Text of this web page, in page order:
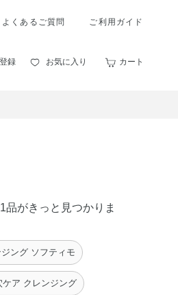
よくあるご質問 ご利用ガイド
録 お気に入り カート
がきっと見つかりま
ジング ソフティモ
ケア クレンジング